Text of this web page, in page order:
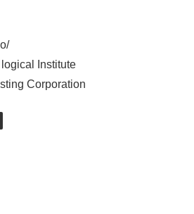
Institute
Corporation